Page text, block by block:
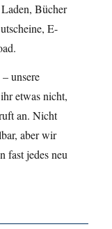
Bücher
E-
unsere
etwas nicht,
an. Nicht
aber wir
fast jedes neu